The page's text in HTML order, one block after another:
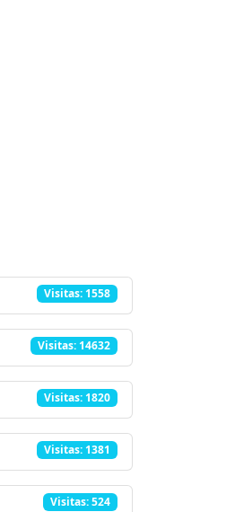
Visitas: 1558
Visitas: 14632
Visitas: 1820
Visitas: 1381
Visitas: 524